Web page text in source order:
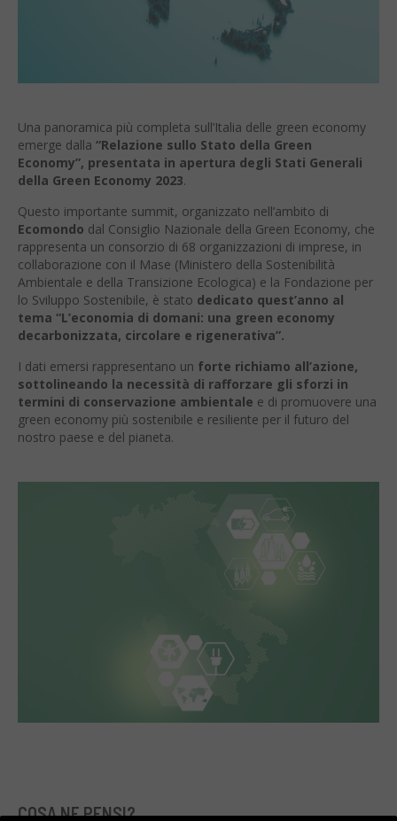
Una panoramica più completa sull’Italia delle green economy
emerge dalla “Relazione sullo Stato della Green
Economy”, presentata in apertura degli Stati Generali
della Green Economy 2023.
Questo importante summit, organizzato nell’ambito di
Ecomondo dal Consiglio Nazionale della Green Economy, che
rappresenta un consorzio di 68 organizzazioni di imprese, in
collaborazione con il Mase (Ministero della Sostenibilità
Ambientale e della Transizione Ecologica) e la Fondazione per
lo Sviluppo Sostenibile, è stato dedicato quest’anno al
tema “L’economia di domani: una green economy
decarbonizzata, circolare e rigenerativa”.
I dati emersi rappresentano un forte richiamo all’azione,
sottolineando la necessità di rafforzare gli sforzi in
termini di conservazione ambientale e di promuovere una
green economy più sostenibile e resiliente per il futuro del
nostro paese e del pianeta.
COSA NE PENSI?